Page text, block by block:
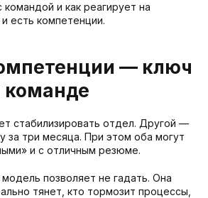
и как реагирует на
есть компетенции.
— ключ
команде
стабилизировать отдел. Другой —
за три месяца. При этом оба могут
и с отличным резюме.
позволяет не гадать. Она
тянет, кто тормозит процессы,